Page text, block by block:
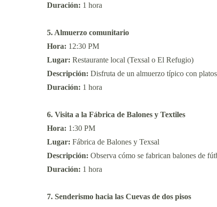
Duración: 1 hora
5. Almuerzo comunitario
Hora: 12:30 PM
Lugar: Restaurante local (Texsal o El Refugio)
Descripción: Disfruta de un almuerzo típico con
Duración: 1 hora
6. Visita a la Fábrica de Balones y Textiles
Hora: 1:30 PM
Lugar: Fábrica de Balones y Texsal
Descripción: Observa cómo se fabrican balones de
Duración: 1 hora
7. Senderismo hacia las Cuevas de dos pisos